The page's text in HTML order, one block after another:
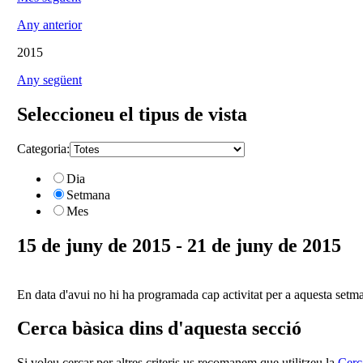
Any anterior
2015
Any següent
Seleccioneu el tipus de vista
Categoria:
Dia
Setmana
Mes
15 de juny de 2015 - 21 de juny de 2015
En data d'avui no hi ha programada cap activitat per a aquesta
Cerca bàsica dins d'aquesta secció